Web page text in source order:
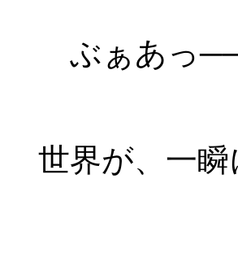
ぶぁあっ
世界が、一瞬